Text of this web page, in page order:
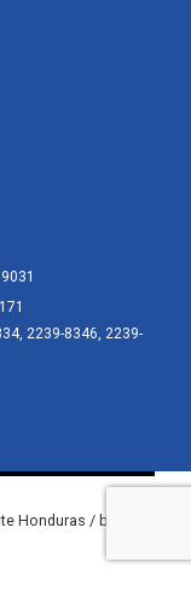
2239-8346, 2239-
Honduras / by KF